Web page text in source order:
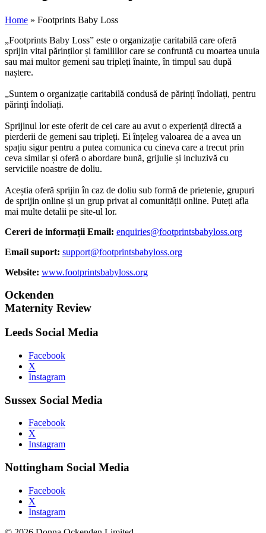
Home » Footprints Baby Loss
„Footprints Baby Loss” este o organizație caritabilă care oferă
sprijin vital părinților și familiilor care se confruntă cu moartea unuia
sau mai multor gemeni sau tripleți înainte, în timpul sau după
naștere.
„Suntem o organizație caritabilă condusă de părinți îndoliați, pentru
părinți îndoliați.
Sprijinul lor este oferit de cei care au avut o experiență directă a
pierderii de gemeni sau tripleți. Ei înțeleg valoarea de a avea un
spațiu sigur pentru a putea comunica cu cineva care a trecut prin
ceva similar și oferă o abordare bună, grijulie și incluzivă cu
serviciile noastre de doliu.
Aceștia oferă sprijin în caz de doliu sub formă de prietenie, grupuri
de sprijin online și un grup privat al comunității online. Puteți afla
mai multe detalii pe site-ul lor.
Cereri de informații Email: enquiries@footprintsbabyloss.org
Email suport: support@footprintsbabyloss.org
Website: www.footprintsbabyloss.org
Ockenden
Maternity Review
Leeds Social Media
Facebook
X
Instagram
Sussex Social Media
Facebook
X
Instagram
Nottingham Social Media
Facebook
X
Instagram